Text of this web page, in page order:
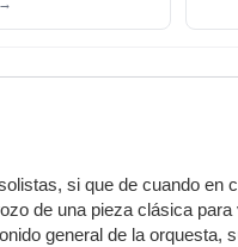
→
si que de cuando en
de una pieza clásica
general de la orquesta,